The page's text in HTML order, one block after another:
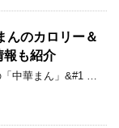
んのカロリー＆
報も紹介
中華まん」&#1 …